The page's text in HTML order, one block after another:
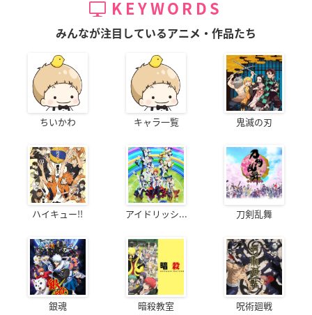
KEYWORDS
みんなが注目しているアニメ・作品たち
ちいかわ キャラ一覧 鬼滅の刃
ハイキュー!! アイドリッシ... 刀剣乱舞
銀魂 暗殺教室 呪術廻戦